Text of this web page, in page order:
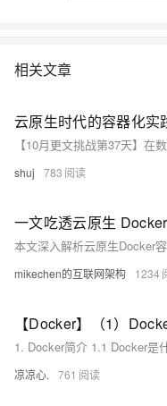
相关文章
云原生时代的容器化
shuj 783
mikechen的互联网架构 1234
凉凉心. 761